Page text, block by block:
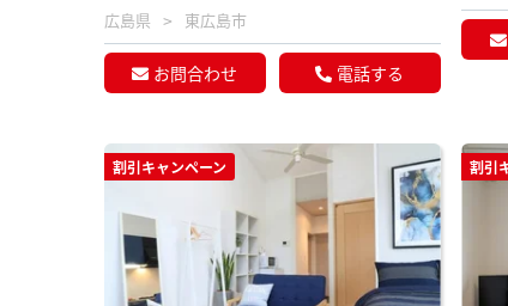
広島県 東広島市
お問合わせ 電話する
割引キャンペーン 割引